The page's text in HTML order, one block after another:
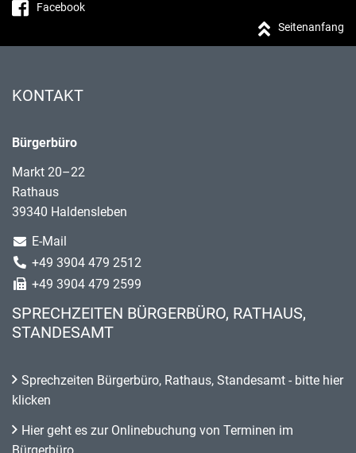
Facebook
Seitenanfang
KONTAKT
Bürgerbüro
Markt 20–22
Rathaus
39340 Haldensleben
E-Mail
+49 3904 479 2512
+49 3904 479 2599
SPRECHZEITEN BÜRGERBÜRO, RATHAUS,
STANDESAMT
Sprechzeiten Bürgerbüro, Rathaus, Standesamt - bitte hier
klicken
Hier geht es zur Onlinebuchung von Terminen im
Bürgerbüro